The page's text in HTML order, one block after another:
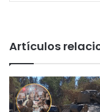
Artículos